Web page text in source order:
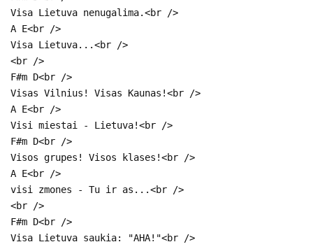
Visa Lietuva nenugalima.<br />
A E<br />
Visa Lietuva...<br />
<br />
F#m D<br />
Visas Vilnius! Visas Kaunas!<br />
A E<br />
Visi miestai - Lietuva!<br />
F#m D<br />
Visos grupes! Visos klases!<br />
A E<br />
visi zmones - Tu ir as...<br />
<br />
F#m D<br />
Visa Lietuva saukia: "AHA!"<br />